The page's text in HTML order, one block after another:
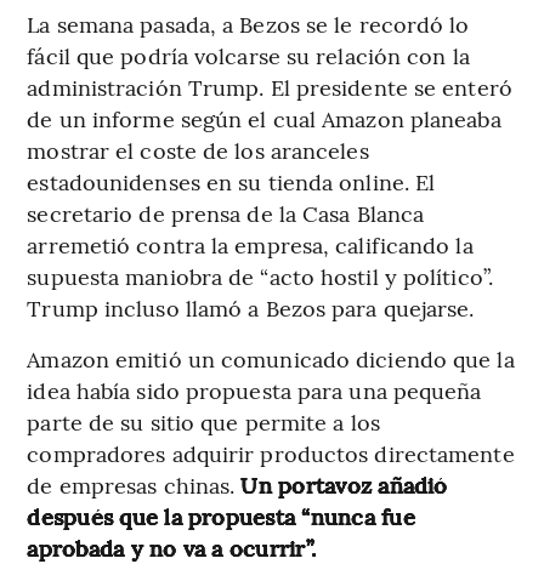
La semana pasada, a Bezos se le recordó lo
fácil que podría volcarse su relación con la
administración Trump. El presidente se enteró
de un informe según el cual Amazon planeaba
mostrar el coste de los aranceles
estadounidenses en su tienda online. El
secretario de prensa de la Casa Blanca
arremetió contra la empresa, calificando la
supuesta maniobra de “acto hostil y político”.
Trump incluso llamó a Bezos para quejarse.
Amazon emitió un comunicado diciendo que la
idea había sido propuesta para una pequeña
parte de su sitio que permite a los
compradores adquirir productos directamente
de empresas chinas.Un portavoz añadió
después que la propuesta “nunca fue
aprobada y no va a ocurrir”.